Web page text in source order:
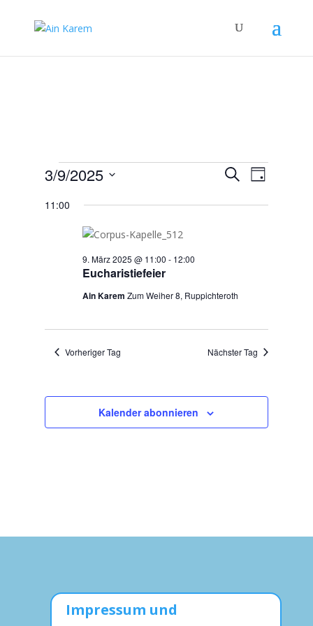
Veranstaltungen
9.
März
2025
und
SucheTag
3/9/2025
wählen.
11:00
Eucharistiefeier
9. März 2025 @ 11:00 - 12:00
Ain KaremZum Weiher 8, Ruppichteroth
Vorheriger Tag Nächster Tag
Kalender abonnieren
Impressum und